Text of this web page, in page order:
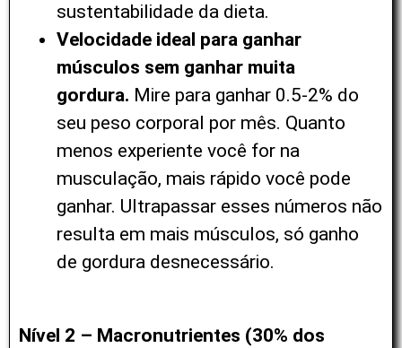
sustentabilidade da dieta.
Velocidade ideal para ganhar
músculos sem ganhar muita
gordura. Mire para ganhar 0.5-2% do
seu peso corporal por mês. Quanto
menos experiente você for na
musculação, mais rápido você pode
ganhar. Ultrapassar esses números não
resulta em mais músculos, só ganho
de gordura desnecessário.
Nível 2 – Macronutrientes (30% dos